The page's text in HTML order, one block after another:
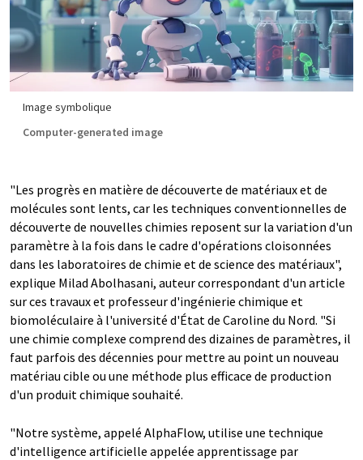
Image symbolique
Computer-generated image
"Les progrès en matière de découverte de matériaux et de
molécules sont lents, car les techniques conventionnelles de
découverte de nouvelles chimies reposent sur la variation d'un
paramètre à la fois dans le cadre d'opérations cloisonnées
dans les laboratoires de chimie et de science des matériaux",
explique Milad Abolhasani, auteur correspondant d'un article
sur ces travaux et professeur d'ingénierie chimique et
biomoléculaire à l'université d'État de Caroline du Nord. "Si
une chimie complexe comprend des dizaines de paramètres, il
faut parfois des décennies pour mettre au point un nouveau
matériau cible ou une méthode plus efficace de production
d'un produit chimique souhaité.
"Notre système, appelé AlphaFlow, utilise une technique
d'intelligence artificielle appelée apprentissage par